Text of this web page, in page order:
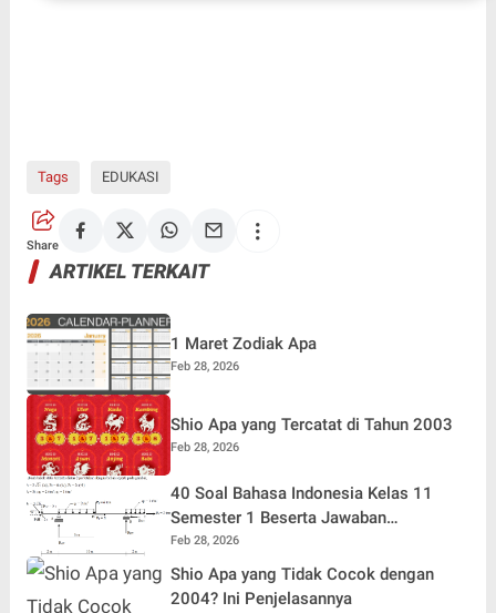
Tags EDUKASI
Share
ARTIKEL TERKAIT
1 Maret Zodiak Apa
Feb 28, 2026
Shio Apa yang Tercatat di Tahun 2003
Feb 28, 2026
40 Soal Bahasa Indonesia Kelas 11
Semester 1 Beserta Jawaban
Terlengkap
Feb 28, 2026
Shio Apa yang Tidak Cocok dengan
2004? Ini Penjelasannya